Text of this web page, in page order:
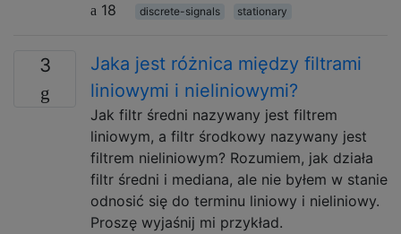
18
discrete-signals stationary
3
Jaka jest różnica między filtrami
liniowymi i nieliniowymi?
Jak filtr średni nazywany jest filtrem
liniowym, a filtr środkowy nazywany jest
filtrem nieliniowym? Rozumiem, jak działa
filtr średni i mediana, ale nie byłem w stanie
odnosić się do terminu liniowy i nieliniowy.
Proszę wyjaśnij mi przykład.